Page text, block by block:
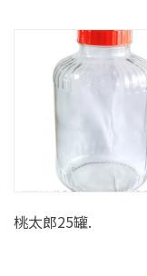
桃太郎25罐.